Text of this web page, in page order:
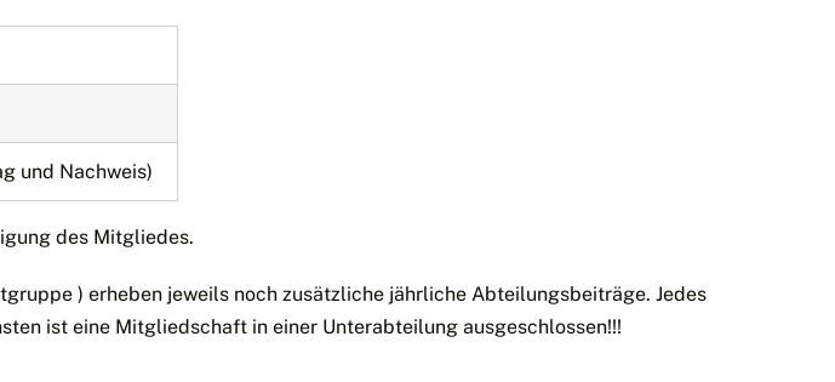
und Nachweis)
des Mitgliedes.
) erheben jeweils noch zusätzliche jährliche Abteilungsbeiträge. Jedes
ist eine Mitgliedschaft in einer Unterabteilung ausgeschlossen!!!